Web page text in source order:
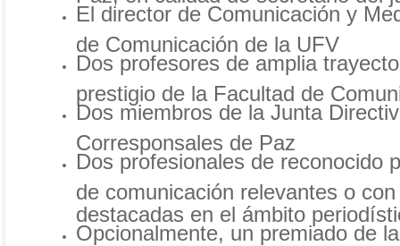
El director de Comunicación y
de Comunicación de la UFV
Dos profesores de amplia
prestigio de la Facultad de
Dos miembros de la Junta
Corresponsales de Paz
Dos profesionales de reconocido
de comunicación relevantes o
destacadas en el ámbito
Opcionalmente, un premiado de